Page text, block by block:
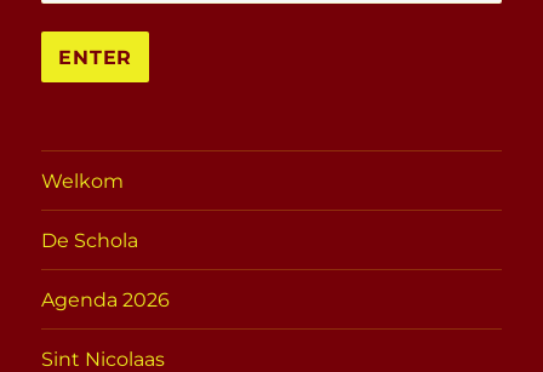
Welkom
De Schola
Agenda 2026
Sint Nicolaas